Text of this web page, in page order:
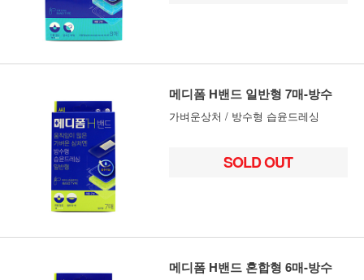
메디폼 H밴드 일반형 7매-방수
가벼운상처 / 방수형 습윤드레싱
SOLD OUT
메디폼 H밴드 혼합형 6매-방수